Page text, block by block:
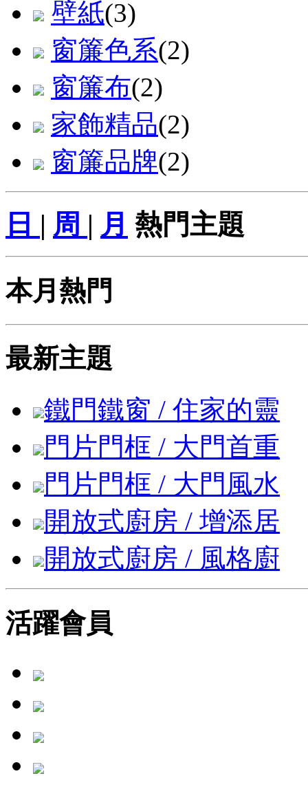
壁紙(3)
窗簾色系(2)
窗簾布(2)
家飾精品(2)
窗簾品牌(2)
日 | 周 | 月 熱門主題
本月熱門
最新主題
鐵門鐵窗 / 住家的靈
門片門框 / 大門首重
門片門框 / 大門風水
開放式廚房 / 增添居
開放式廚房 / 風格廚
活躍會員